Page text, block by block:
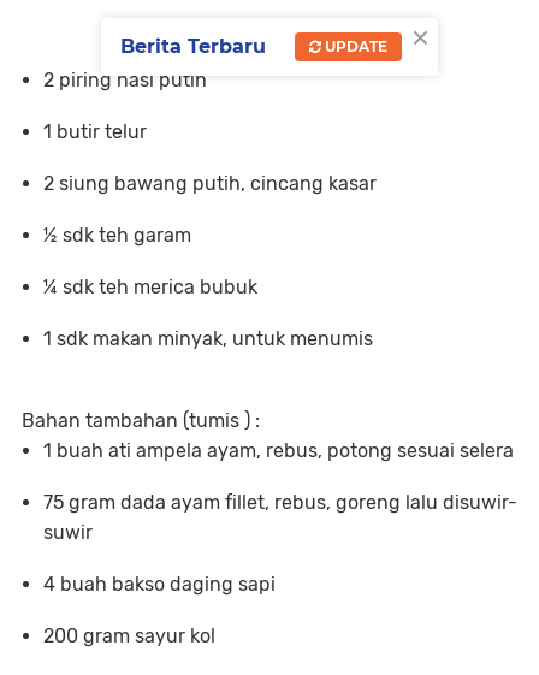
2 piring nasi putih
1 butir telur
2 siung bawang putih, cincang kasar
½ sdk teh garam
¼ sdk teh merica bubuk
1 sdk makan minyak, untuk menumis
Bahan tambahan (tumis ) :
1 buah ati ampela ayam, rebus, potong sesuai selera
75 gram dada ayam fillet, rebus, goreng lalu disuwir-
suwir
4 buah bakso daging sapi
200 gram sayur kol
×
Berita Terbaru UPDATE